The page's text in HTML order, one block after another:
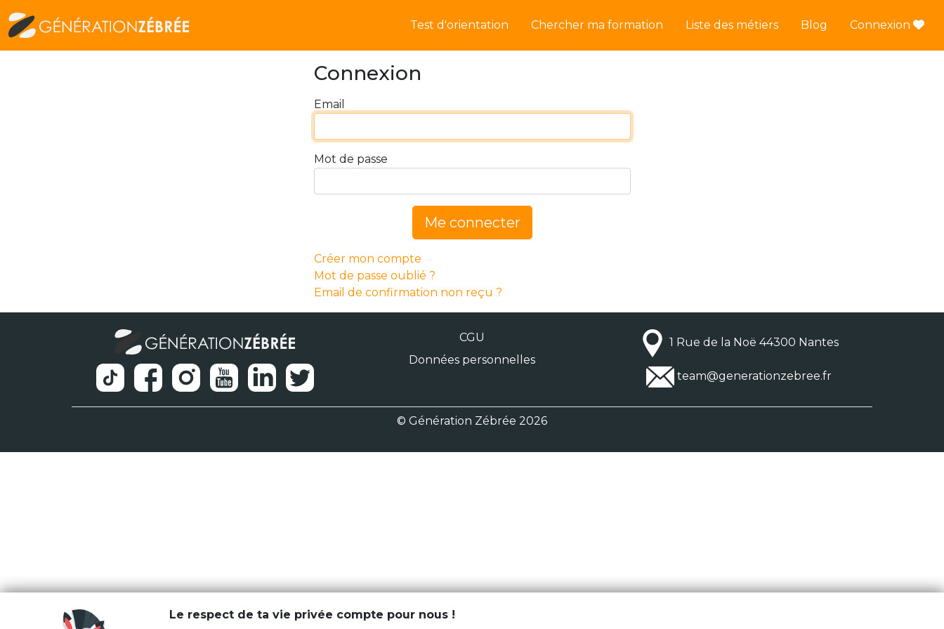
Test d'orientation Chercher ma formation Liste des métiers Blog Connexion
Connexion
Email
Mot de passe
Me connecter
Créer mon compte
Mot de passe oublié ?
Email de confirmation non reçu ?
CGU
Données personnelles
1 Rue de la Noë 44300 Nantes
team@generationzebree.fr
© Génération Zébrée 2026
Le respect de ta vie privée compte pour nous !